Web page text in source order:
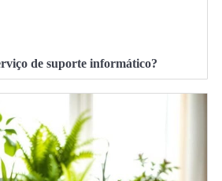
de suporte informático?